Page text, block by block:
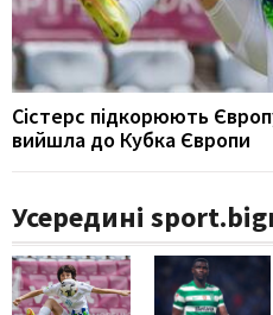
Сістерс підкорюють
вийшла до Кубка Європи
Усередині